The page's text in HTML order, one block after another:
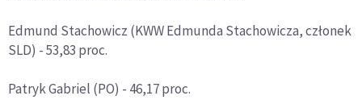
Edmund Stachowicz (KWW Edmunda Stachowicza, członek
SLD) - 53,83 proc.
Patryk Gabriel (PO) - 46,17 proc.